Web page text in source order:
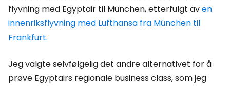
flyvning med Egyptair til München, etterfulgt aven
innenriksflyvning med Lufthansa fra München til
Frankfurt.
Jeg valgte selvfølgelig det andre alternativet for å
prøve Egyptairs regionale business class, som jeg